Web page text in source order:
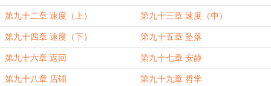
第九十二章 速度（上） 第九十三章 速度（中）
第九十四章 速度（下） 第九十五章 坠落
第九十六章 返回 第九十七章 安静
第九十八章 店铺 第九十九章 哲学